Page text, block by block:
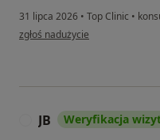
31 lipca 2026 • Top Clinic •
w opinii użytkownika Magdalena
zgłoś nadużycie
JB Weryfikacja